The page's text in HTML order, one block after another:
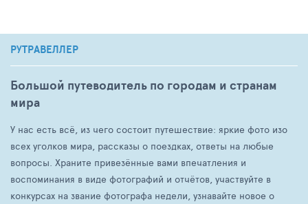
РУТРАВЕЛЛЕР
Большой путеводитель по городам и странам
мира
У нас есть всё, из чего состоит путешествие: яркие фото изо
всех уголков мира, рассказы о поездках, ответы на любые
вопросы. Храните привезённые вами впечатления и
воспоминания в виде фотографий и отчётов, участвуйте в
конкурсах на звание фотографа недели, узнавайте новое о